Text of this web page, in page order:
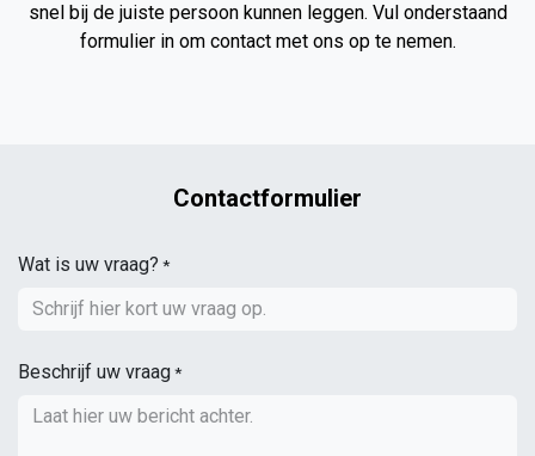
snel bij de juiste persoon kunnen leggen. Vul onderstaand
formulier in om contact met ons op te nemen.
Contactformulier
Wat is uw vraag? *
Beschrijf uw vraag*